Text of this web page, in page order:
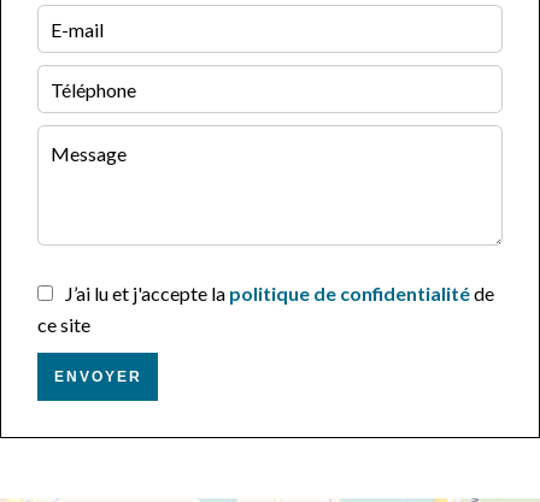
J’ai lu et j'accepte la politique de confidentialitéde
ce site
ENVOYER